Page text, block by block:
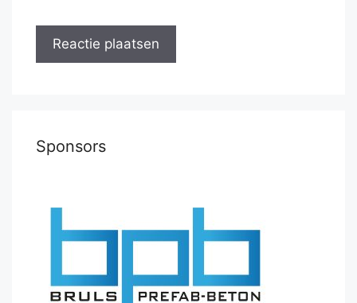
Sponsors